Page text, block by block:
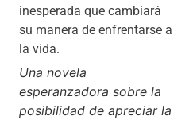
inesperada que cambiará
su manera de enfrentarse a
la vida.
Una novela
esperanzadora sobre la
posibilidad de apreciar la